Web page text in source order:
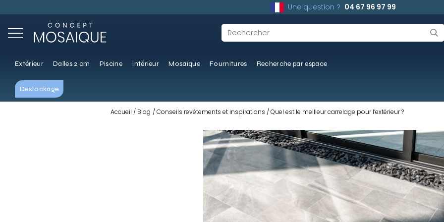
Une question ? 04 67 96 97 99
Extérieur Dalles 2 cm Piscine Intérieur Mosaïque Fournitures Recherche par espace
Destockage
Accueil Blog Conseils revêtements et inspirations Quel est le meilleur carrelage pour l’extérieur ?